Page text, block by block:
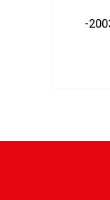
لنت ترمز عقب بنز E 240 ـ 2003-